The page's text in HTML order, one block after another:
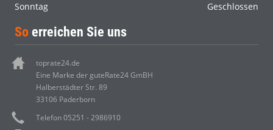
Sonntag
Geschlossen
So erreichen Sie uns
toprate24.de
Eine Marke der guteRate24 GmBH
Halberstädter Str. 89
33106 Paderborn
Telefon 05251 - 2986910